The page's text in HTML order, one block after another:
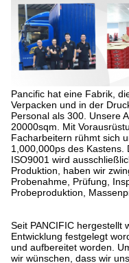
Pancific hat eine Fabrik,
Verpacken und in der
Personal als 300. Unsere
20000sqm. Mit
Facharbeitern rühmt sich
1,000,000ps des Kastens.
ISO9001 wird
Produktion, haben wir
Probenahme, Prüfung,
Probeproduktion,
Seit PANCIFIC hergestellt
Entwicklung festgelegt
und aufbereitet worden.
wir wünschen, dass wir